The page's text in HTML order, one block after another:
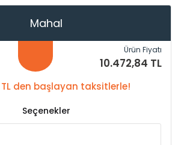
Mahal
Ürün Fiyatı
10.472,84 TL
TL den başlayan taksitlerle!
Seçenekler